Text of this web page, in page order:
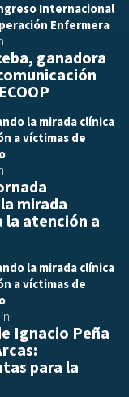
Internacional
Enfermera
ganadora
la mirada clínica
a víctimas de
mirada
la atención a
la mirada clínica
a víctimas de
Ignacio Peña
para la